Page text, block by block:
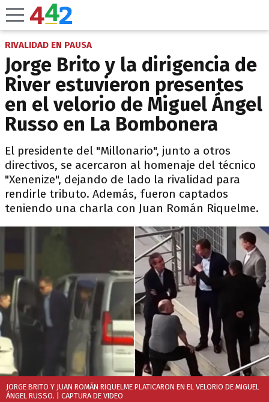
RIVALIDAD EN PAUSA
Jorge Brito y la dirigencia de
River estuvieron presentes
en el velorio de Miguel Ángel
Russo en La Bombonera
El presidente del "Millonario", junto a otros
directivos, se acercaron al homenaje del técnico
"Xenenize", dejando de lado la rivalidad para
rendirle tributo. Además, fueron captados
teniendo una charla con Juan Román Riquelme.
JORGE BRITO Y JUAN ROMÁN RIQUELME PLATICARON EN EL VELORIO DE MIGUEL
ÁNGEL RUSSO. | CAPTURA DE VIDEO